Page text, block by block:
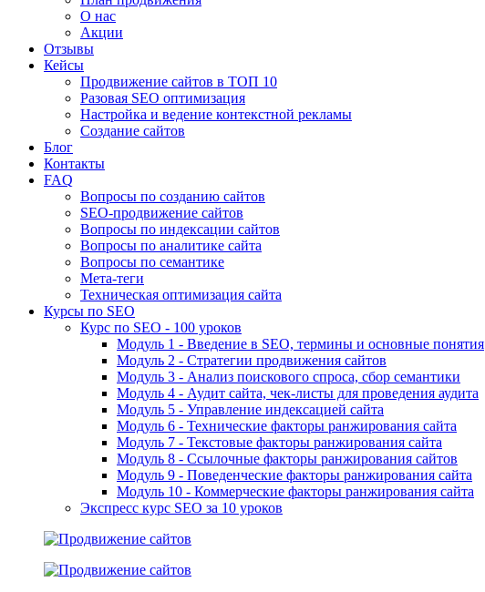
О нас
Акции
Отзывы
Кейсы
Продвижение сайтов в ТОП 10
Разовая SEO оптимизация
Настройка и ведение контекстной рекламы
Создание сайтов
Блог
Контакты
FAQ
Вопросы по созданию сайтов
SEO-продвижение сайтов
Вопросы по индексации сайтов
Вопросы по аналитике сайта
Вопросы по семантике
Мета-теги
Техническая оптимизация сайта
Курсы по SEO
Курс по SEO - 100 уроков
Модуль 1 - Введение в SEO, термины и основные понятия
Модуль 2 - Стратегии продвижения сайтов
Модуль 3 - Анализ поискового спроса, сбор семантики
Модуль 4 - Аудит сайта, чек-листы для проведения аудита
Модуль 5 - Управление индексацией сайта
Модуль 6 - Технические факторы ранжирования сайта
Модуль 7 - Текстовые факторы ранжирования сайта
Модуль 8 - Ссылочные факторы ранжирования сайтов
Модуль 9 - Поведенческие факторы ранжирования сайта
Модуль 10 - Коммерческие факторы ранжирования сайта
Экспресс курс SEO за 10 уроков